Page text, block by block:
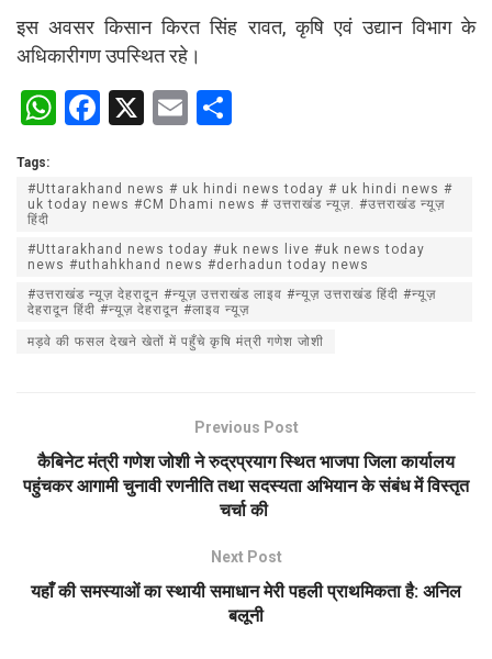
इस अवसर किसान किरत सिंह रावत, कृषि एवं उद्यान विभाग के
अधिकारीगण उपस्थित रहे।
W
at
s
A
p
p
F
ce
b
o
o
k
X
E
ail ar
e
Tags:
#Uttarakhand news # uk hindi news today # uk hindi news #
uk today news #CM Dhami news # उत्तराखंड न्यूज़. #उत्तराखंड न्यूज़
हिंदी
#Uttarakhand news today #uk news live #uk news today
news #uthahkhand news #derhadun today news
#उत्तराखंड न्यूज़ देहरादून #न्यूज़ उत्तराखंड लाइव #न्यूज़ उत्तराखंड हिंदी #न्यूज़
देहरादून हिंदी #न्यूज़ देहरादून #लाइव न्यूज़
मड़वे की फसल देखने खेतों में पहुँचे कृषि मंत्री गणेश जोशी
Previous Post
कैबिनेट मंत्री गणेश जोशी ने रुद्रप्रयाग स्थित भाजपा जिला कार्यालय
पहुंचकर आगामी चुनावी रणनीति तथा सदस्यता अभियान के संबंध में विस्तृत
चर्चा की
Next Post
यहाँ की समस्याओं का स्थायी समाधान मेरी पहली प्राथमिकता है: अनिल
बलूनी